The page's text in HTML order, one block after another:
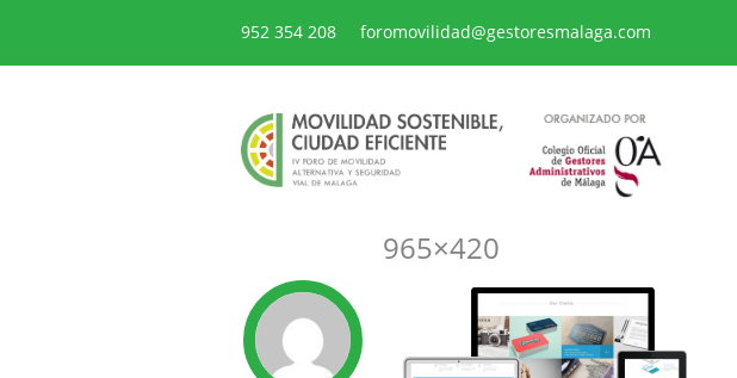
952 354 208 foromovilidad@gestoresmalaga.com
965×420